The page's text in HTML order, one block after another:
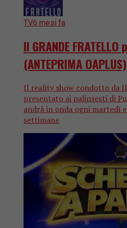
TV6 mesi fa
Il GRANDE
(ANTEPRIMA OAPLUS)
Il reality show condotto da
presentato ai palinsesti di
andrà in onda ogni martedì
settimane